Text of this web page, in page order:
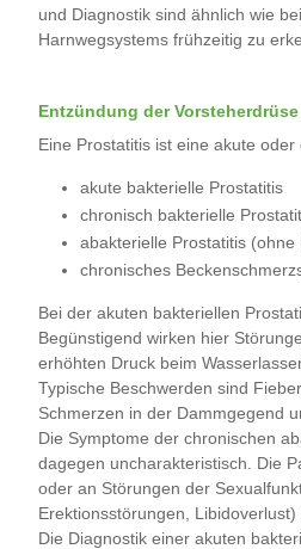
und Diagnostik sind ähnlich wie
Harnwegsystems frühzeitig zu
Entzündung der
Eine Prostatitis ist eine akute
akute bakterielle Prostatitis
chronisch bakterielle
abakterielle Prostatitis (ohne
chronisches
Bei der akuten bakteriellen
Begünstigend wirken hier
erhöhten Druck beim
Typische Beschwerden sind
Schmerzen in der Dammgegend
Die Symptome der chronischen
dagegen uncharakteristisch. Die
oder an Störungen der
Erektionsstörungen, Libidoverlust)
Die Diagnostik einer akuten